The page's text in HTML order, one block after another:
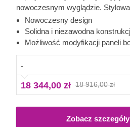
nowoczesnym wyglądzie.
smukła konstrukcja i
że ta elegancka wiata z
dodatkiem do Twojego ogrodu.
Nowoczesny design
Solidna i niezawodna
Możliwość modyfikacji paneli
-
18 344,00 zł 18 916,00 zł
Zobacz